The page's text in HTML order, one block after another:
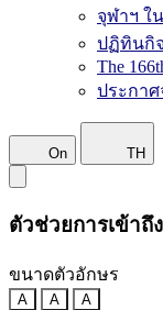
จุฬาฯ ใ
ปฏิทินกิ
The
ประกา
On TH
ตัวช่วยการเข้าถึง
ขนาดตัวอักษร
A A A